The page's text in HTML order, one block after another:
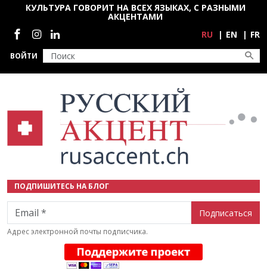
Перейти к основному содержанию
ВОЙТИ
КУЛЬТУРА ГОВОРИТ НА ВСЕХ ЯЗЫКАХ, С РАЗНЫМИ
АКЦЕНТАМИ
Социальные сети
RU EN FR
ПОДПИШИТЕСЬ НА БЛОГ
Email
Адрес электронной почты подписчика.